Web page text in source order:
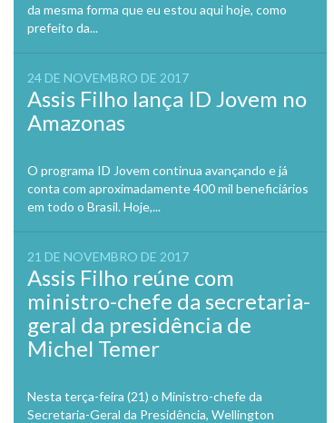
da mesma forma que eu estou aqui hoje, como
prefeito da...
24 DE NOVEMBRO DE 2017
Assis Filho lança ID Jovem no
Amazonas
O programa ID Jovem continua avançando e já
conta com aproximadamente 400 mil beneficiários
em todo o Brasil. Hoje,...
21 DE NOVEMBRO DE 2017
Assis Filho reúne com
ministro-chefe da secretaria-
geral da presidência de
Michel Temer
Nesta terça-feira (21) o Ministro-chefe da
Secretaria-Geral da Presidência, Wellington